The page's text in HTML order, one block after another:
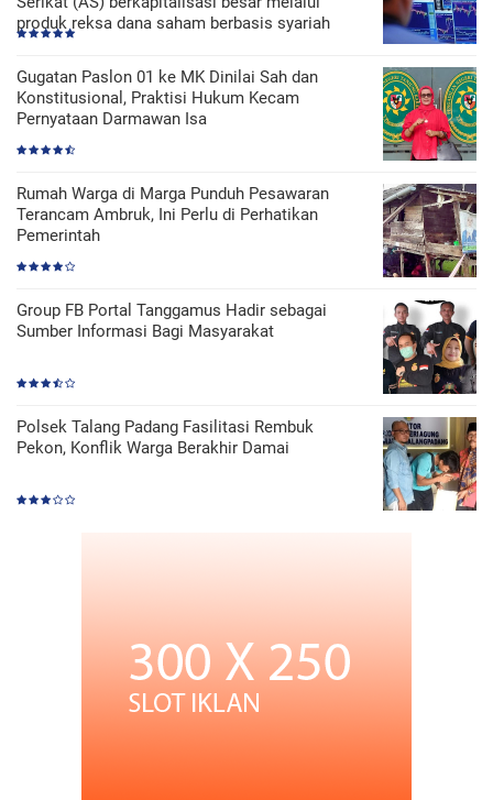
produk reksa dana saham berbasis syariah
Gugatan Paslon 01 ke MK Dinilai Sah dan
Konstitusional, Praktisi Hukum Kecam
Pernyataan Darmawan Isa
Rumah Warga di Marga Punduh Pesawaran
Terancam Ambruk, Ini Perlu di Perhatikan
Pemerintah
Group FB Portal Tanggamus Hadir sebagai
Sumber Informasi Bagi Masyarakat
Polsek Talang Padang Fasilitasi Rembuk
Pekon, Konflik Warga Berakhir Damai